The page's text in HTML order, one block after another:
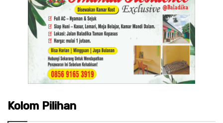
Kolom Pilihan